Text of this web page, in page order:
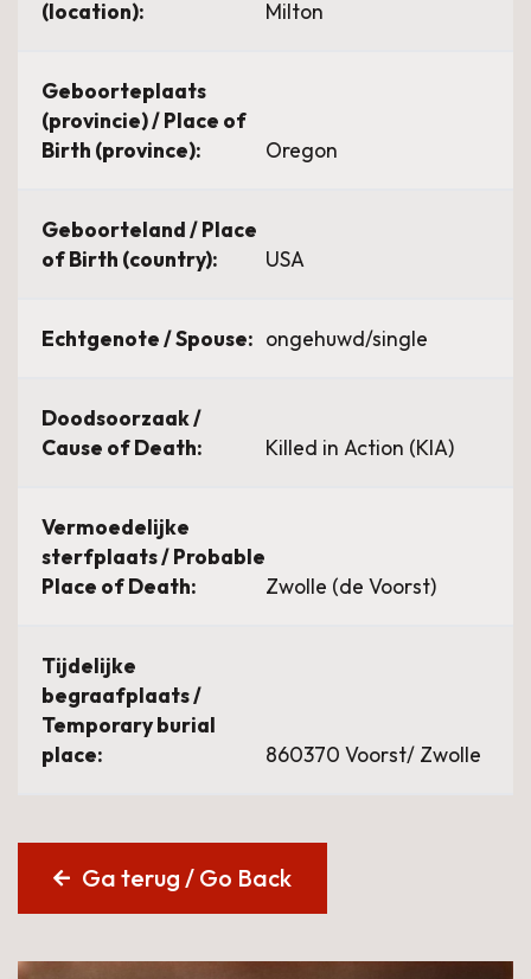
(location): Milton
Geboorteplaats
(provincie) / Place of
Birth (province):
Oregon
Geboorteland / Place
of Birth (country):
USA
Echtgenote / Spouse: ongehuwd/single
Doodsoorzaak /
Cause of Death:
Killed in Action (KIA)
Vermoedelijke
sterfplaats / Probable
Place of Death:
Zwolle (de Voorst)
Tijdelijke
begraafplaats /
Temporary burial
place:
860370 Voorst/ Zwolle
Ga terug / Go Back